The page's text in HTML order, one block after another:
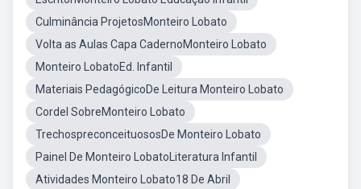
Culminância ProjetosMonteiro Lobato
Volta as Aulas Capa CadernoMonteiro Lobato
Monteiro LobatoEd. Infantil
Materiais PedagógicoDe Leitura Monteiro Lobato
Cordel SobreMonteiro Lobato
TrechospreconceituososDe Monteiro Lobato
Painel De Monteiro LobatoLiteratura Infantil
Atividades Monteiro Lobato18 De Abril